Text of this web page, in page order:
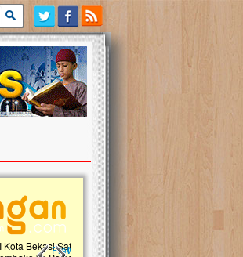
Previous slide
Next slide